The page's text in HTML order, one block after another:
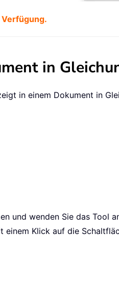
in
in einem Dokument in
und wenden Sie das
Klick auf die